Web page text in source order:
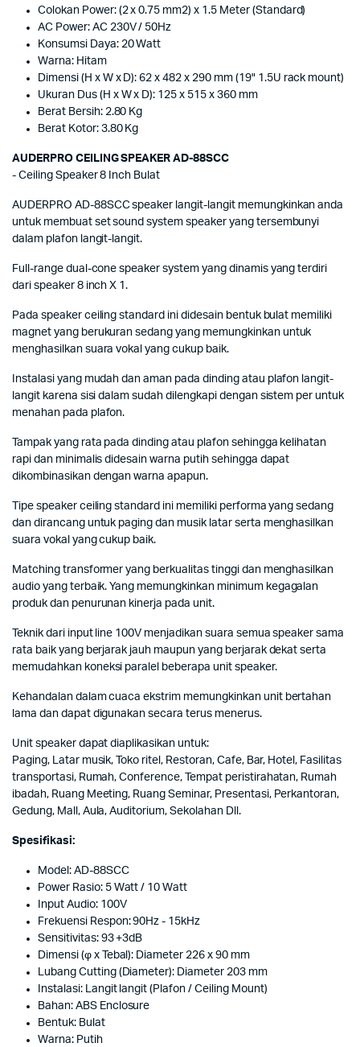
Colokan Power: (2 x 0.75 mm2) x 1.5 Meter (Standard)
AC Power: AC 230V / 50Hz
Konsumsi Daya: 20 Watt
Warna: Hitam
Dimensi (H x W x D): 62 x 482 x 290 mm (19" 1.5U rack mount)
Ukuran Dus (H x W x D): 125 x 515 x 360 mm
Berat Bersih: 2.80 Kg
Berat Kotor: 3.80 Kg
AUDERPRO CEILING SPEAKER AD-88SCC
- Ceiling Speaker 8 Inch Bulat
AUDERPRO AD-88SCC speaker langit-langit memungkinkan anda
untuk membuat set sound system speaker yang tersembunyi
dalam plafon langit-langit.
Full-range dual-cone speaker system yang dinamis yang terdiri
dari speaker 8 inch X 1.
Pada speaker ceiling standard ini didesain bentuk bulat memiliki
magnet yang berukuran sedang yang memungkinkan untuk
menghasilkan suara vokal yang cukup baik.
Instalasi yang mudah dan aman pada dinding atau plafon langit-
langit karena sisi dalam sudah dilengkapi dengan sistem per untuk
menahan pada plafon.
Tampak yang rata pada dinding atau plafon sehingga kelihatan
rapi dan minimalis didesain warna putih sehingga dapat
dikombinasikan dengan warna apapun.
Tipe speaker ceiling standard ini memiliki performa yang sedang
dan dirancang untuk paging dan musik latar serta menghasilkan
suara vokal yang cukup baik.
Matching transformer yang berkualitas tinggi dan menghasilkan
audio yang terbaik. Yang memungkinkan minimum kegagalan
produk dan penurunan kinerja pada unit.
Teknik dari input line 100V menjadikan suara semua speaker sama
rata baik yang berjarak jauh maupun yang berjarak dekat serta
memudahkan koneksi paralel beberapa unit speaker.
Kehandalan dalam cuaca ekstrim memungkinkan unit bertahan
lama dan dapat digunakan secara terus menerus.
Unit speaker dapat diaplikasikan untuk:
Paging, Latar musik, Toko ritel, Restoran, Cafe, Bar, Hotel, Fasilitas
transportasi, Rumah, Conference, Tempat peristirahatan, Rumah
ibadah, Ruang Meeting, Ruang Seminar, Presentasi, Perkantoran,
Gedung, Mall, Aula, Auditorium, Sekolahan Dll.
Spesifikasi:
Model: AD-88SCC
Power Rasio: 5 Watt / 10 Watt
Input Audio: 100V
Frekuensi Respon: 90Hz - 15kHz
Sensitivitas: 93 +3dB
Dimensi (φ x Tebal): Diameter 226 x 90 mm
Lubang Cutting (Diameter): Diameter 203 mm
Instalasi: Langit langit (Plafon / Ceiling Mount)
Bahan: ABS Enclosure
Bentuk: Bulat
Warna: Putih